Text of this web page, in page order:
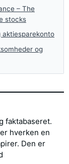
– The
stocks
aktiesparekonto
og
faktabaseret.
hverken en
Den er